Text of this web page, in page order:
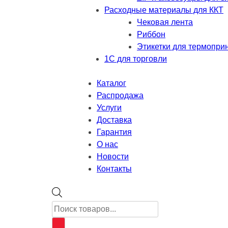
Расходные материалы для ККТ
Чековая лента
Риббон
Этикетки для
1С для торговли
Каталог
Распродажа
Услуги
Доставка
Гарантия
О нас
Новости
Контакты
Поиск
товаров